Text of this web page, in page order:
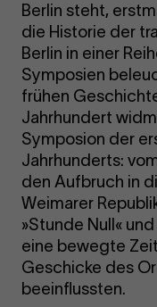
Berlin steht,
die Historie der
Berlin in einer
Symposien
frühen
Jahrhundert
Symposion der
Jahrhunderts:
den Aufbruch in
Weimarer
»Stunde Null«
eine bewegte
Geschicke des
beeinflussten.